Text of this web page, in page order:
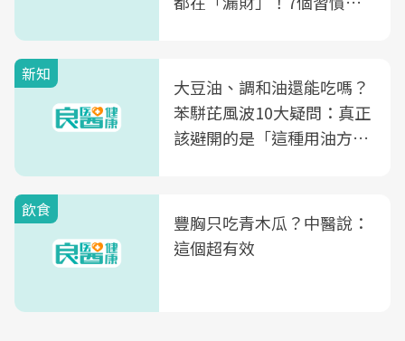
新知
大豆油、調和油還能吃嗎？
苯駢芘風波10大疑問：真正
該避開的是「這種用油方
飲食
豐胸只吃青木瓜？中醫說：
這個超有效